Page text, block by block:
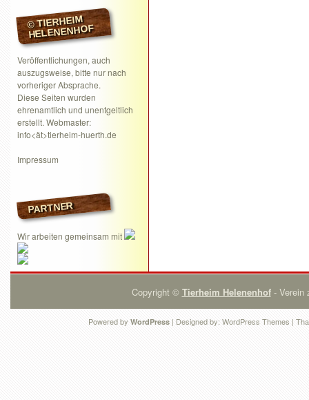
© TIERHEIM
HELENENHOF
Veröffentlichungen, auch
auszugsweise, bitte nur nach
vorheriger Absprache.
Diese Seiten wurden
ehrenamtlich und unentgeltlich
erstellt. Webmaster:
info<ät>tierheim-huerth.de
Impressum
PARTNER
Wir arbeiten gemeinsam mit
Copyright © Tierheim Helenenhof- Verein
Powered by WordPress | Designed by: WordPress Themes |